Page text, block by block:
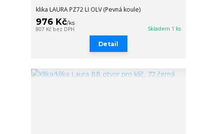
klika LAURA PZ72 LI OLV (Pevná koule)
976 Kč/ks
807 Kč bez DPH Skladem 1 ks
Detail